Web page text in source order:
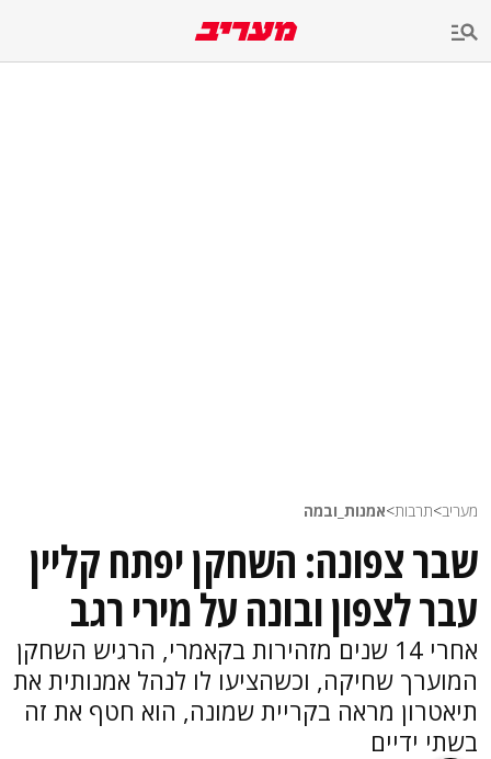
מעריב>תרבות>אמנות_ובמה
שבר צפונה: השחקן יפתח קליין
עבר לצפון ובונה על מירי רגב
אחרי 14 שנים מזהירות בקאמרי, הרגיש השחקן
המוערך שחיקה, וכשהציעו לו לנהל אמנותית את
תיאטרון מראה בקריית שמונה, הוא חטף את זה
בשתי ידיים